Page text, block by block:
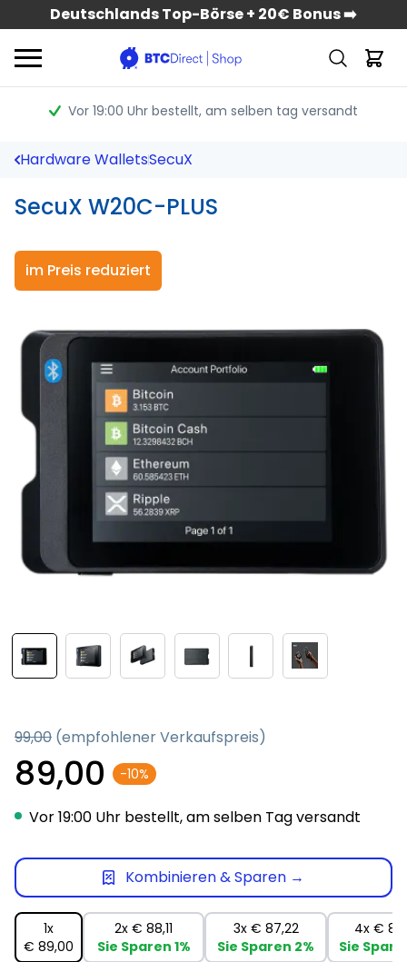
Deutschlands Top-Börse + 20€ Bonus ➡️
Vor 19:00 Uhr bestellt, am selben tag versandt
Hardware WalletsSecuX
SecuX W20C-PLUS
im Preis reduziert
99,00 (empfohlener Verkaufspreis)
89,00 -10%
Vor 19:00 Uhr bestellt, am selben Tag versandt
Kombinieren & Sparen →
1x
€ 89,00
2x € 88,11
Sie Sparen 1%
3x € 87,22
Sie Sparen 2%
4x €
Sie